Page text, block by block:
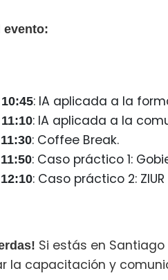
evento:
: IA aplicada a la
: IA aplicada a la
: Coffee Break.
: Caso práctico 1:
: Caso práctico 2:
Si estás en
la capacitación y